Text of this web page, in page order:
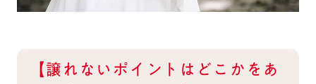
【譲れないポイントはどこかをあ